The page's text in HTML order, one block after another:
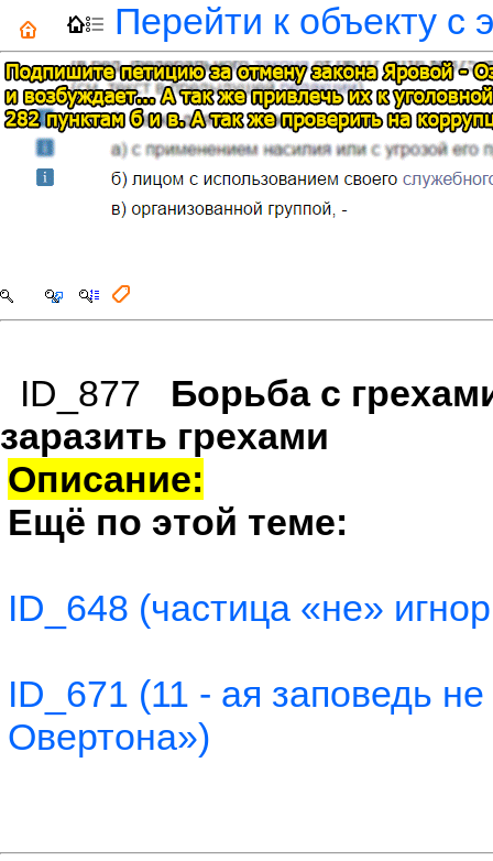
Перейти к объекту с
ID_877 Борьба с
заразить грехами
Описание:
Ещё по этой теме:
ID_648 (частица «не»
ID_671 (11 - ая заповедь
Овертона»)